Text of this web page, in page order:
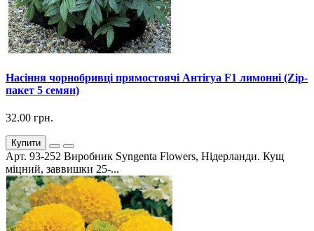
Насіння чорнобривці прямостоячі Антігуа F1 лимонні (Zip-
пакет 5 семян)
32.00 грн.
Купити
Арт. 93-252 Виробник Syngenta Flowers, Нідерланди. Кущ
міцний, заввишки 25-...